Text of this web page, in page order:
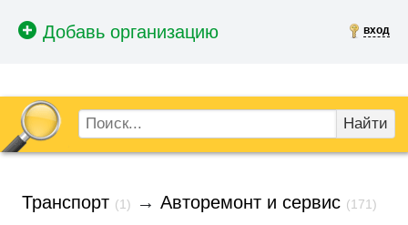
вход
Найти
Транспорт (1) → Авторемонт и сервис (171)